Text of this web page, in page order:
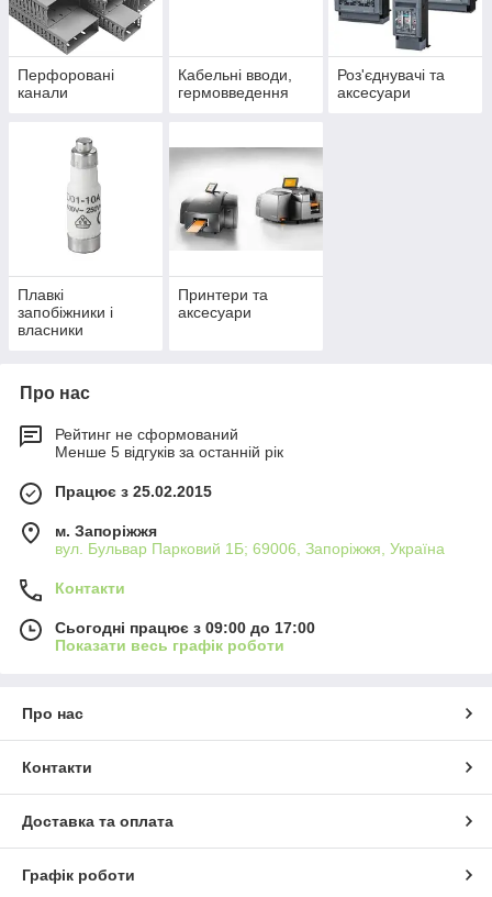
Перфоровані
канали
Кабельні вводи,
гермовведення
Роз'єднувачі та
аксесуари
Плавкі
запобіжники і
власники
Принтери та
аксесуари
Про нас
Рейтинг не сформований
Менше 5 відгуків за останній рік
Працює з 25.02.2015
м. Запоріжжя
вул. Бульвар Парковий 1Б; 69006, Запоріжжя, Україна
Контакти
Сьогодні працює з 09:00 до 17:00
Показати весь графік роботи
Про нас
Контакти
Доставка та оплата
Графік роботи